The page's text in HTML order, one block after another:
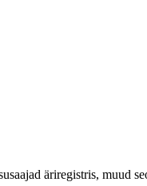
äriregistris, muud